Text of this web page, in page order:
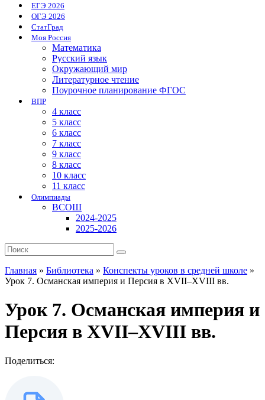
ЕГЭ 2026
ОГЭ 2026
СтатГрад
Моя Россия
Математика
Русский язык
Окружающий мир
Литературное чтение
Поурочное планирование ФГОС
ВПР
4 класс
5 класс
6 класс
7 класс
9 класс
8 класс
10 класс
11 класс
Олимпиады
ВСОШ
2024-2025
2025-2026
Главная » Библиотека » Конспекты уроков в средней школе »
Урок 7. Османская империя и Персия в XVII–XVIII вв.
Урок 7. Османская империя и
Персия в XVII–XVIII вв.
Поделиться: